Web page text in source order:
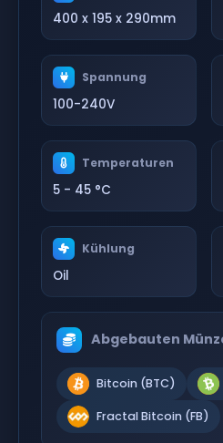
400 x 195 x 290mm
Spannung
100-240V
Temperaturen
5 - 45 °C
Kühlung
Oil
Abgebauten
Bitcoin (BTC)
Fractal Bitcoin (FB)